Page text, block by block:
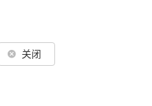
关闭